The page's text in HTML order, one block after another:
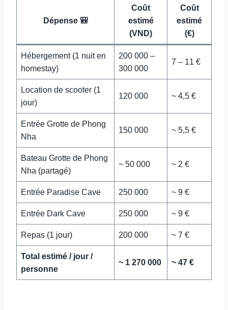
Dépense 🎒
Coût
estimé
(VND)
Coût
estimé
(€)
Hébergement (1 nuit en
homestay)
200 000 –
300 000
7 – 11 €
Location de scooter (1
jour)
120 000 ~ 4,5 €
Entrée Grotte de Phong
Nha
150 000 ~ 5,5 €
Bateau Grotte de Phong
Nha (partagé)
~ 50 000 ~ 2 €
Entrée Paradise Cave 250 000 ~ 9 €
Entrée Dark Cave 250 000 ~ 9 €
Repas (1 jour) 200 000 ~ 7 €
Total estimé / jour /
personne
~ 1 270 000 ~ 47 €